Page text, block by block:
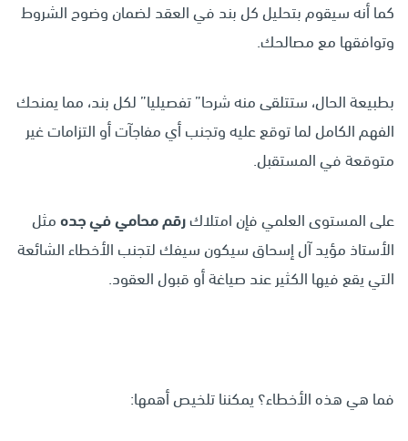
كما أنه سيقوم بتحليل كل بند في العقد لضمان وضوح الشروط
وتوافقها مع مصالحك.
بطبيعة الحال، ستتلقى منه شرحا” تفصيليا” لكل بند، مما يمنحك
الفهم الكامل لما توقع عليه وتجنب أي مفاجآت أو التزامات غير
متوقعة في المستقبل.
على المستوى العلمي فإن امتلاكرقم محامي في جدهمثل
الأستاذ مؤيد آل إسحاق سيكون سيفك لتجنب الأخطاء الشائعة
التي يقع فيها الكثير عند صياغة أو قبول العقود.
فما هي هذه الأخطاء؟ يمكننا تلخيص أهمها: